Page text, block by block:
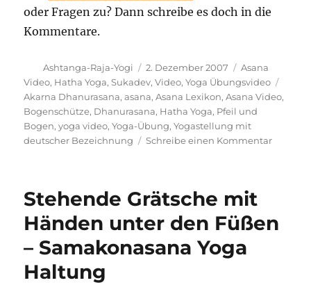
oder Fragen zu? Dann schreibe es doch in die
Kommentare.
Autor
Ashtanga-Raja-Yogi
Veröffentlicht
am
2. Dezember 2007 Kategorien
Asana
Video, Hatha Yoga,Sukadev,Video,Yoga Übungsvideo
Akarna Dhanurasana,asana,Asana Lexikon,Asana Video,
Bogenschütze, Dhanurasana, Hatha Yoga, Pfeil und
Bogen,yoga video,Yoga-Übung,Yogastellung mit
deutscher Bezeichnung
Schreibe einen Kommentarzu
Video
Stehende Grätsche mit
Händen unter den Füßen
– Samakonasana Yoga
Haltung